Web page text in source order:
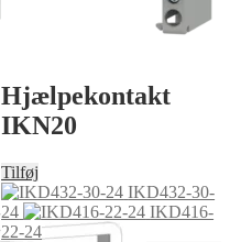
Hjælpekontakt
IKN20
Tilføj
IKD432-30-
24
IKD416-
22-24